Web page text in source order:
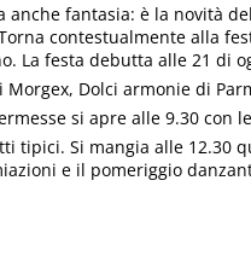
anche fantasia: è la novità
contestualmente alla
La festa debutta alle 21 di
Morgex, Dolci armonie di
si apre alle 9.30 con
tipici. Si mangia alle 12.30
e il pomeriggio